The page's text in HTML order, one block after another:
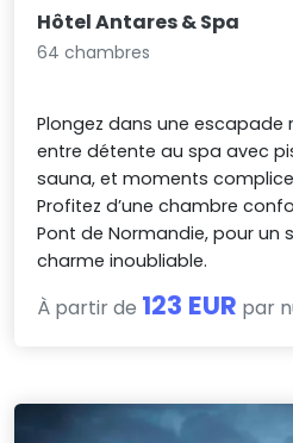
Hôtel Antares & Spa
64 chambres
Plongez dans une escapade
entre détente au spa avec
sauna, et moments
Profitez d’une chambre
Pont de Normandie, pour un
charme inoubliable.
À partir de 123 EUR par